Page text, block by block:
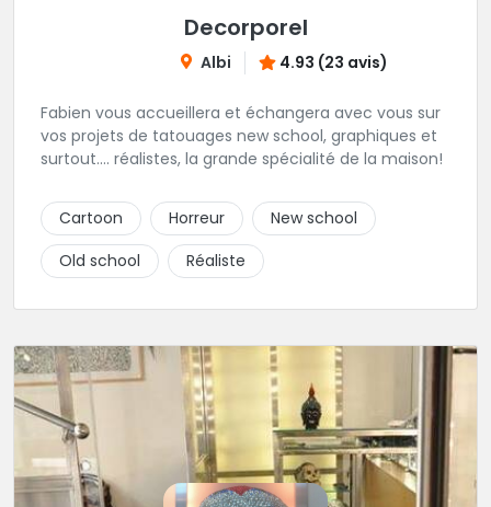
Decorporel
Albi 4.93 (23 avis)
Fabien vous accueillera et échangera avec vous sur
vos projets de tatouages new school, graphiques et
surtout.... réalistes, la grande spécialité de la maison!
Cartoon Horreur
New school
Old school
Réaliste